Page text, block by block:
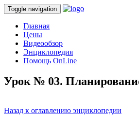
Toggle navigation
Главная
Цены
Видеообзор
Энциклопедия
Помощь OnLine
Урок № 03.
Назад к оглавлению энциклопедии